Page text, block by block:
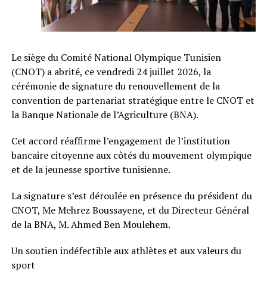
Le siège du Comité National Olympique Tunisien
(CNOT) a abrité, ce vendredi 24 juillet 2026, la
cérémonie de signature du renouvellement de la
convention de partenariat stratégique entre le CNOT et
la Banque Nationale de l’Agriculture (BNA).
Cet accord réaffirme l’engagement de l’institution
bancaire citoyenne aux côtés du mouvement olympique
et de la jeunesse sportive tunisienne.
La signature s’est déroulée en présence du président du
CNOT, Me Mehrez Boussayene, et du Directeur Général
de la BNA, M. Ahmed Ben Moulehem.
Un soutien indéfectible aux athlètes et aux valeurs du
sport